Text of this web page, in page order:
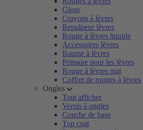
Gloss
Crayons à lèvres
Repulpeur lèvres
Rouge à lèvres liquide
Accessoires lèvres
Baume à lèvres
Primaire pour les lèvres
Rouge à lèvres mat
Coffret de rouges à lèvres
Ongles
Tout afficher
Vernis à ongles
Couche de base
Top coat